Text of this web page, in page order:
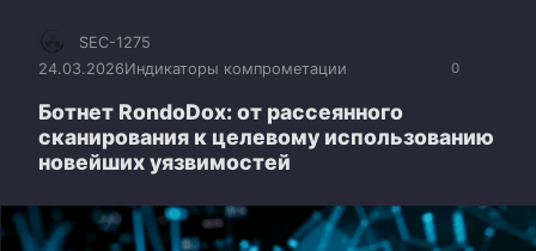
0
SEC-1275
24.03.2026Индикаторы компрометации
Ботнет RondoDox: от рассеянного
сканирования к целевому использованию
новейших уязвимостей